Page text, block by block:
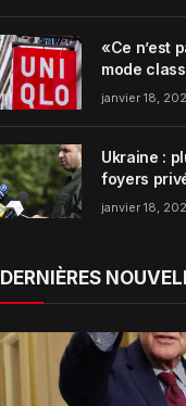
«Ce n’est
mode
janvier 18,
Ukraine :
foyers
dans la
janvier 18,
DERNIÈRES